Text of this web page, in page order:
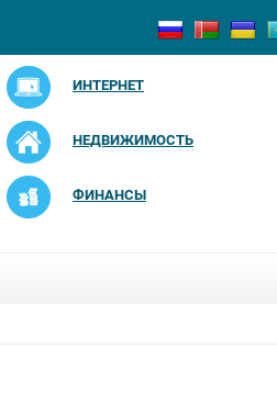
ИНТЕРНЕТ
НЕДВИЖИМОСТЬ
ФИНАНСЫ